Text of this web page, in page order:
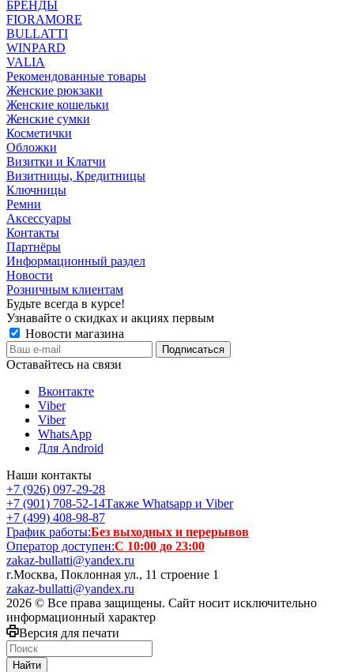
БРЕНДЫ
FIORAMORE
BULLATTI
WINPARD
VALIA
Рекомендованные товары
Женские рюкзаки
Женские кошельки
Женские сумки
Косметички
Обложки
Визитки и Клатчи
Визитницы, Кредитницы
Ключницы
Ремни
Аксессуары
Контакты
Партнёры
Информационный раздел
Новости
Розничным клиентам
Будьте всегда в курсе!
Узнавайте о скидках и акциях первым
Новости магазина
Оставайтесь на связи
Вконтакте
Viber
Viber
WhatsApp
Для Android
Наши контакты
+7 (926) 097-29-28
+7 (901) 708-52-14Также Whatsapp и Viber
+7 (499) 408-98-87
График работы:Без выходных и перерывов
Оператор доступен:С 10:00 до 23:00
zakaz-bullatti@yandex.ru
г.Москва, Поклонная ул., 11 строение 1
zakaz-bullatti@yandex.ru
2026 © Все права защищены. Сайт носит исключительно
информационный характер
Версия для печати
Найти